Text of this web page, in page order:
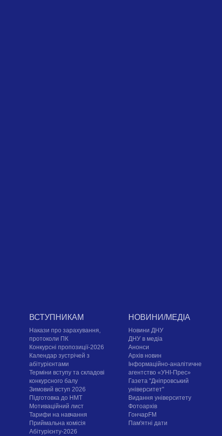
ВСТУПНИКАМ
Накази про зарахування,
протоколи ПК
Конкурсні пропозиції-2026
Календар зустрічей з
абітурієнтами
Терміни вступу та складові
конкурсного балу
Зимовий вступ 2026
Підготовка до НМТ
Мотиваційний лист
Тарифи на навчання
Приймальна комісія
Абітурієнту-2026
НОВИНИ/МЕДІА
Новини ДНУ
ДНУ в медіа
Анонси
Архів новин
Інформаційно-аналітичне
агентство «УНІ-Прес»
Газета "Дніпровський
університет"
Видання університету
Фотоархів
ГончарFM
Пам'ятні дати